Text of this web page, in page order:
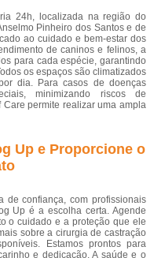
24h, localizada na região do
Pinheiro dos Santos e de
ao cuidado e bem-estar dos
de caninos e felinos, a
para cada espécie, garantindo
os espaços são climatizados
dia. Para casos de doenças
minimizando riscos de
permite realizar uma ampla
Up e Proporcione o
de confiança, com profissionais
Up é a escolha certa. Agende
o cuidado e a proteção que ele
sobre a cirurgia de castração
Estamos prontos para
e dedicação. A saúde e o